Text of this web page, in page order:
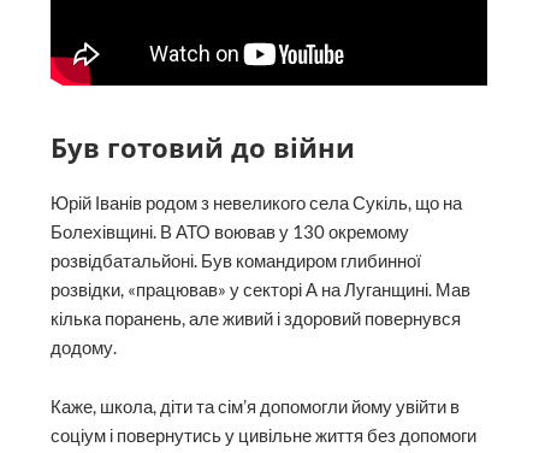
Був готовий до війни
Юрій Іванів родом з невеликого села Сукіль, що на
Болехівщині. В АТО воював у 130 окремому
розвідбатальйоні. Був командиром глибинної
розвідки, «працював» у секторі А на Луганщині. Мав
кілька поранень, але живий і здоровий повернувся
додому.
Каже, школа, діти та сім’я допомогли йому увійти в
соціум і повернутись у цивільне життя без допомоги